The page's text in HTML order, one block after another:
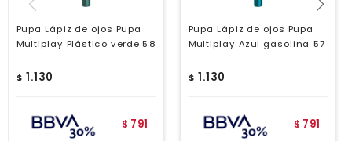
Pupa Lápiz de ojos Pupa
Multiplay Plástico verde 58
$ 1.130
$ 791
Pupa Lápiz de ojos Pupa
Multiplay Azul gasolina 57
$ 1.130
$ 791